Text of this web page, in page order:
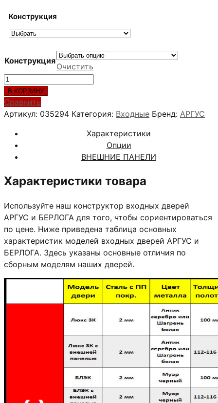
Конструкция
Конструкция
Очистить
Количество
товара
СКИФ
Белый
В КОРЗИНУ
Сравнить
Артикул: 035294 Категория: Входные Бренд: АРГУС
Характеристики
Опции
ВНЕШНИЕ ПАНЕЛИ
Характеристики товара
Используйте наш конструктор входных дверей
АРГУС и БЕРЛОГА для того, чтобы сориентироваться
по цене. Ниже приведена таблица основных
характеристик моделей входных дверей АРГУС и
БЕРЛОГА. Здесь указаны основные отличия по
сборным моделям наших дверей.